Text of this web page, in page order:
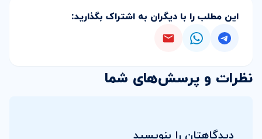
این مطلب را با دیگران به اشتراک بگذارید:
نظرات و پرسش‌های شما
دیدگاهتان را بنویسید